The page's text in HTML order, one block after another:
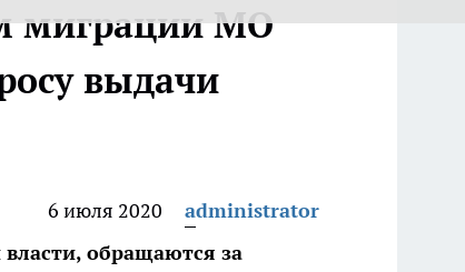
миграции МО
выдачи
6 июля 2020
administrator
власти, обращаются за